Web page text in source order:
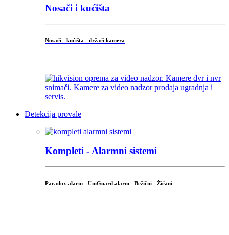
Nosači i kućišta
Nosači - kućišta - držači kamera
Detekcija provale
Kompleti - Alarmni sistemi
Paradox alarm - UniGuard alarm - Bežični - Žičani